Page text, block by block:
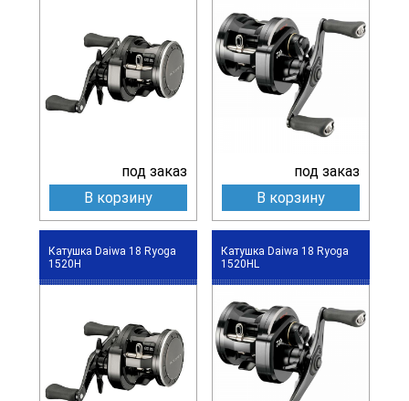
под заказ
В корзину
под заказ
В корзину
Катушка Daiwa 18 Ryoga
1520H
Катушка Daiwa 18 Ryoga
1520HL